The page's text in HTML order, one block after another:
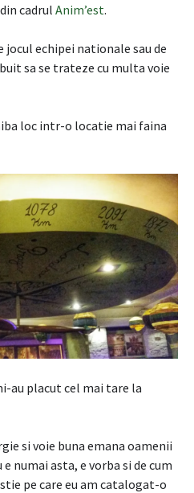
din cadrul Anim’est.
jocul echipei nationale sau de
sa se trateze cu multa voie
loc intr-o locatie mai faina
au placut cel mai tare la
si voie buna emana oamenii
numai asta, e vorba si de cum
pe care eu am catalogat-o